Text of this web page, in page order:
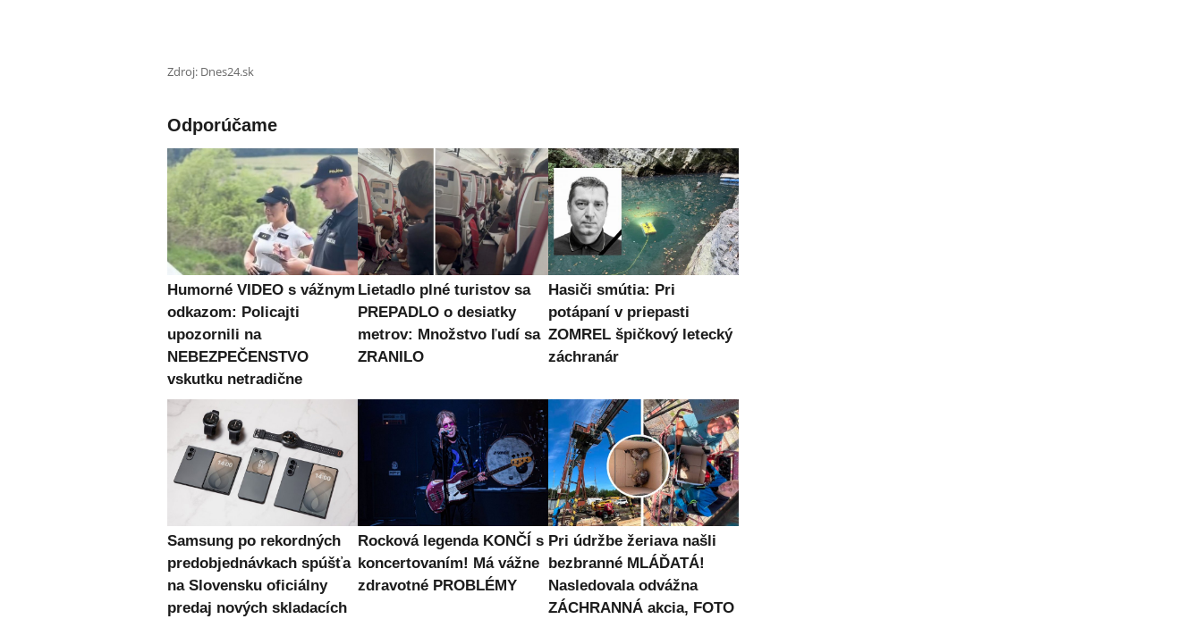
Zdroj: Dnes24.sk
Odporúčame
Humorné VIDEO s vážnym
odkazom: Policajti
upozornili na
NEBEZPEČENSTVO
vskutku netradične
Lietadlo plné turistov sa
PREPADLO o desiatky
metrov: Množstvo ľudí sa
ZRANILO
Hasiči smútia: Pri
potápaní v priepasti
ZOMREL špičkový letecký
záchranár
Samsung po rekordných
predobjednávkach spúšťa
na Slovensku oficiálny
predaj nových skladacích
Rocková legenda KONČÍ s
koncertovaním! Má vážne
zdravotné PROBLÉMY
Pri údržbe žeriava našli
bezbranné MLÁĎATÁ!
Nasledovala odvážna
ZÁCHRANNÁ akcia, FOTO